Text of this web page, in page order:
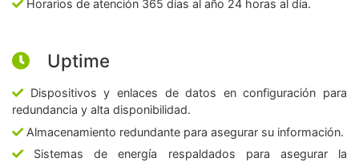
Horarios de atención 365 días al año 24 horas al día.
Uptime
Dispositivos y enlaces de datos en configuración para
redundancia y alta disponibilidad.
Almacenamiento redundante para asegurar su información.
Sistemas de energía respaldados para asegurar la